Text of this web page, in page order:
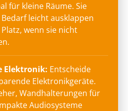
für kleine Räume. Sie
leicht ausklappen
wenn sie nicht
Elektronik: Entscheide
Elektronikgeräte.
Wandhalterungen für
Audiosysteme